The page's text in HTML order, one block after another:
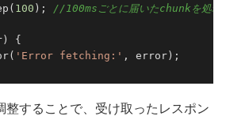
100 );
//100msごとに届いたchunkを処
{
'Error fetching:' , error);
整することで、受け取ったレスポン